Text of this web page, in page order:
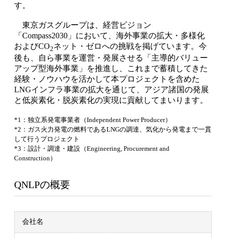
す。
東京ガスグループは、経営ビジョン
「Compass2030」において、海外事業の拡大・多様化
およびCO2ネット・ゼロへの挑戦を掲げています。今
後も、自ら事業を運営・発展させる「主導的バリュー
アップ型海外事業」を推進し、これまで蓄積してきた
経験・ノウハウを活かして本プロジェクトを含めた
LNGインフラ事業の拡大を通じて、アジア諸国の発展
と低炭素化・脱炭素化の実現に貢献してまいります。
*1：独立系発電事業者（Independent Power Producer）
*2：ガス火力発電の燃料であるLNGの調達、気化から発電まで一貫
して行うプロジェクト
*3：設計・調達・建設（Engineering, Procurement and
Construction）
QNLPの概要
会社名